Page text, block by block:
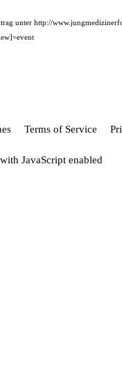
unter http://
Terms of Service
JavaScript enabled